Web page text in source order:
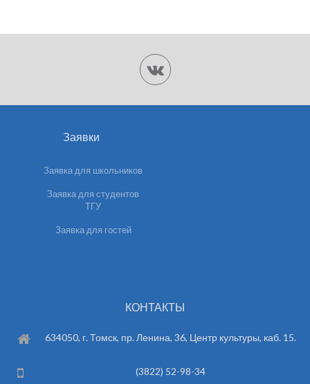
Заявки
Заявка для школьников
Заявка для студентов
ТГУ
Заявка для гостей
КОНТАКТЫ
634050, г. Томск, пр. Ленина, 36, Центр культуры, каб. 15.
(3822) 52-98-34